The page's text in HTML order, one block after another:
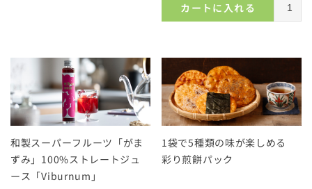
カートに入れる
和製スーパーフルーツ「がま
ずみ」100%ストレートジュ
ース「Viburnum」
1袋で5種類の味が楽しめる
彩り煎餅パック